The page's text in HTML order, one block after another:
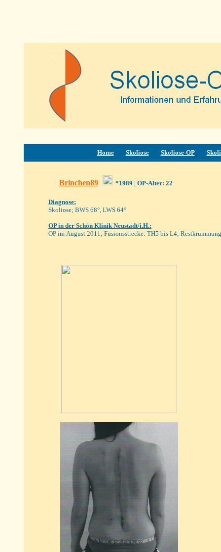
Home Skoliose Skoliose-OP
Brinchen89 *1989 | OP-Alter: 22
Diagnose:
Skoliose; BWS 68°, LWS 64°
OP in der Schön Klinik Neustadt/i.H.:
OP im August 201 1; Fusionsstrecke: TH5 bis L4;